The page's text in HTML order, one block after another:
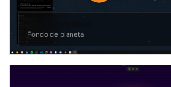
Fondo de planeta